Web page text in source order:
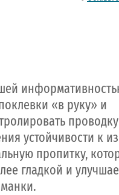
«в руку» и
проводку
устойчивости к
пропитку,
гладкой и